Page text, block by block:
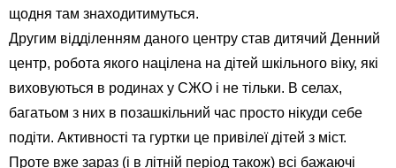
щодня там знаходитимуться.
Другим відділенням даного центру став дитячий Денний
центр, робота якого націлена на дітей шкільного віку, які
виховуються в родинах у СЖО і не тільки. В селах,
багатьом з них в позашкільний час просто нікуди себе
подіти. Активності та гуртки це привілеї дітей з міст.
Проте вже зараз (і в літній період також) всі бажаючі